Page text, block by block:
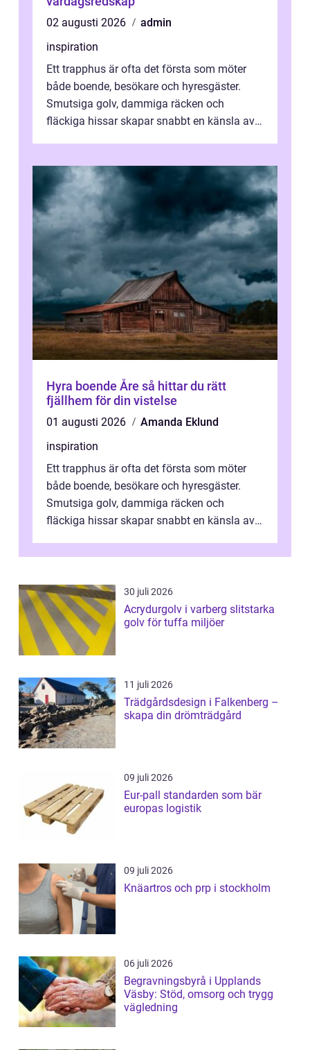
02 augusti 2026
admin
inspiration
Ett trapphus är ofta det första som möter
både boende, besökare och hyresgäster.
Smutsiga golv, dammiga räcken och
fläckiga hissar skapar snabbt en känsla av
Hyra boende Åre så hittar du rätt
fjällhem för din vistelse
01 augusti 2026
Amanda Eklund
inspiration
Ett trapphus är ofta det första som möter
både boende, besökare och hyresgäster.
Smutsiga golv, dammiga räcken och
fläckiga hissar skapar snabbt en känsla av
omtan...
30 juli 2026
Acrydurgolv i varberg slitstarka
golv för tuffa miljöer
11 juli 2026
Trädgårdsdesign i Falkenberg –
skapa din drömträdgård
09 juli 2026
Eur-pall standarden som bär
europas logistik
09 juli 2026
Knäartros och prp i stockholm
06 juli 2026
Begravningsbyrå i Upplands
Väsby: Stöd, omsorg och trygg
vägledning